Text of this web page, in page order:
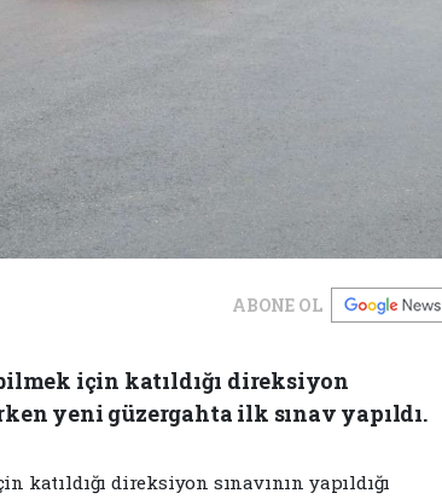
ABONE OL
için katıldığı direksiyon
yeni güzergahta ilk sınav yapıldı.
katıldığı direksiyon sınavının yapıldığı